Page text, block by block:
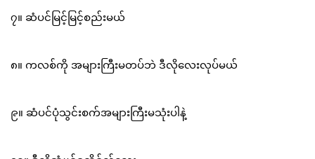
၇။ ဆံပင်မြင့်မြင့်စည်းမယ်
၈။ ကလစ်ကို အများကြီးမတပ်ဘဲ ဒီလိုလေးလုပ်မယ်
၉။ ဆံပင်ပုံသွင်းစက်အများကြီးမသုံးပါနဲ့